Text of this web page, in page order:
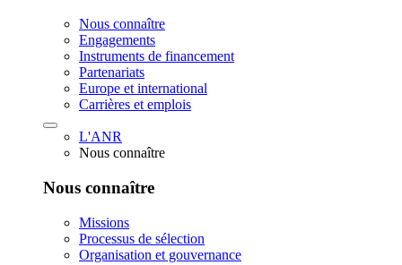
Nous connaître
Engagements
Instruments de financement
Partenariats
Europe et international
Carrières et emplois
L'ANR
Nous connaître
Nous connaître
Missions
Processus de sélection
Organisation et gouvernance